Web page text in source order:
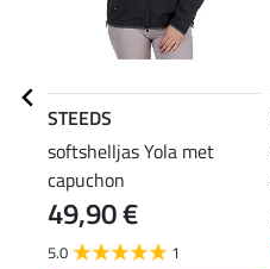
STEEDS
softshelljas Yola met
capuchon
49,90 €
5.0 1